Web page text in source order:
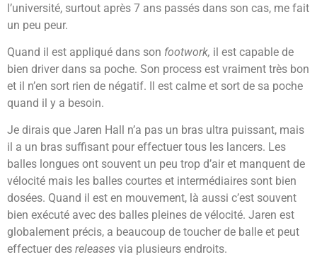
l’université, surtout après 7 ans passés dans son cas, me fait
un peu peur.
Quand il est appliqué dans son footwork, il est capable de
bien driver dans sa poche. Son process est vraiment très bon
et il n’en sort rien de négatif. Il est calme et sort de sa poche
quand il y a besoin.
Je dirais que Jaren Hall n’a pas un bras ultra puissant, mais
il a un bras suffisant pour effectuer tous les lancers. Les
balles longues ont souvent un peu trop d’air et manquent de
vélocité mais les balles courtes et intermédiaires sont bien
dosées. Quand il est en mouvement, là aussi c’est souvent
bien exécuté avec des balles pleines de vélocité. Jaren est
globalement précis, a beaucoup de toucher de balle et peut
effectuer des releases via plusieurs endroits.